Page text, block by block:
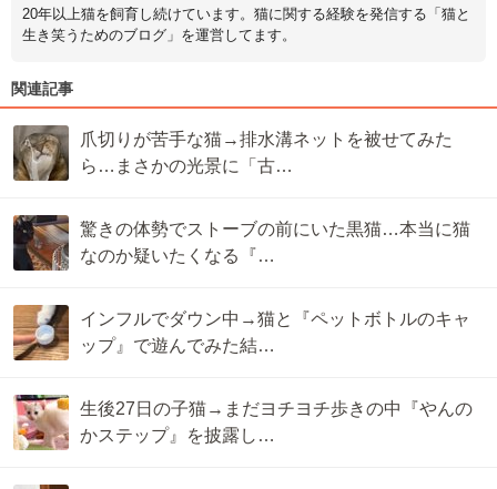
20年以上猫を飼育し続けています。猫に関する経験を発信する「猫と
生き笑うためのブログ」を運営してます。
関連記事
爪切りが苦手な猫→排水溝ネットを被せてみた
ら…まさかの光景に「古…
驚きの体勢でストーブの前にいた黒猫…本当に猫
なのか疑いたくなる『…
インフルでダウン中→猫と『ペットボトルのキャ
ップ』で遊んでみた結…
生後27日の子猫→まだヨチヨチ歩きの中『やんの
かステップ』を披露し…